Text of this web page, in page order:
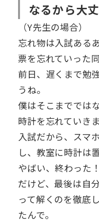
なるから大丈
（Y先生の場合）
忘れ物は入試ある
票を忘れていった
前日、遅くまで勉
うね。
僕はそこまででは
時計を忘れていき
入試だから、スマ
し、教室に時計は
やばい、終わった
だけど、最後は自
って解くのを徹底
たんで。